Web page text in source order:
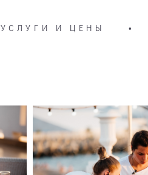
УСЛУГИ И ЦЕНЫ •